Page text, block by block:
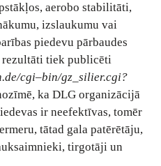
aerobo stabilitāti,
izslaukumu vai
piedevu pārbaudes
rezultāti tiek publicēti
cgi–bin/gz_silier.cgi?
ka DLG organizācijā
ir neefektīvas, tomēr
tātad gala patērētāju,
tirgotāji un